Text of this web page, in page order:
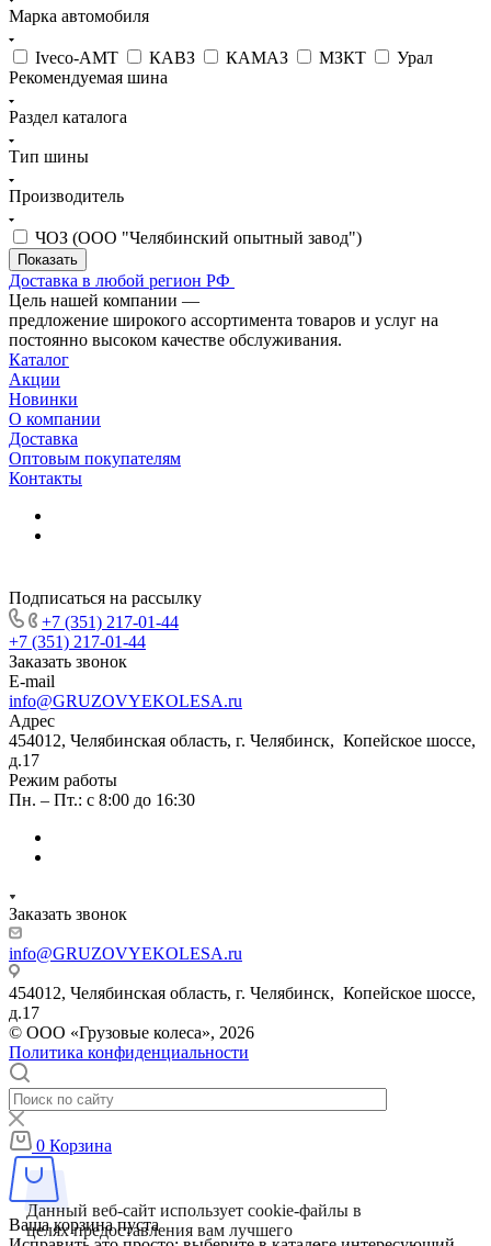
Марка автомобиля
Iveco-АМТ КАВЗ КАМАЗ МЗКТ
Урал
Рекомендуемая шина
Раздел каталога
Тип шины
Производитель
ЧОЗ (ООО "Челябинский опытный завод")
Доставка в любой регион РФ
Цель нашей компании —
предложение широкого ассортимента товаров и услуг на
постоянно высоком качестве обслуживания.
Каталог
Акции
Новинки
О компании
Доставка
Оптовым покупателям
Контакты
Подписаться на рассылку
+7 (351) 217-01-44
+7 (351) 217-01-44
Заказать звонок
E-mail
info@GRUZOVYEKOLESA.ru
Адрес
454012, Челябинская область, г. Челябинск, Копейское шоссе,
д.17
Режим работы
Пн. – Пт.: с 8:00 до 16:30
Заказать звонок
info@GRUZOVYEKOLESA.ru
454012, Челябинская область, г. Челябинск, Копейское шоссе,
д.17
© ООО «Грузовые колеса», 2026
Политика конфиденциальности
0 Корзина
Ваша корзина пуста
Данный веб-сайт использует cookie-файлы в
целях предоставления вам лучшего